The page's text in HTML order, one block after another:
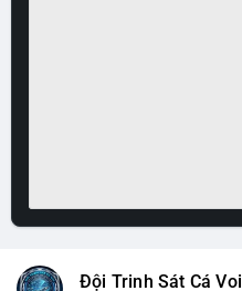
Đội Trinh Sát Cá Voi